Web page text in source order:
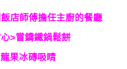
店師傅擔任主廚的餐廳
>嘗鑄鐵鍋鬆餅
果冰磚吸睛